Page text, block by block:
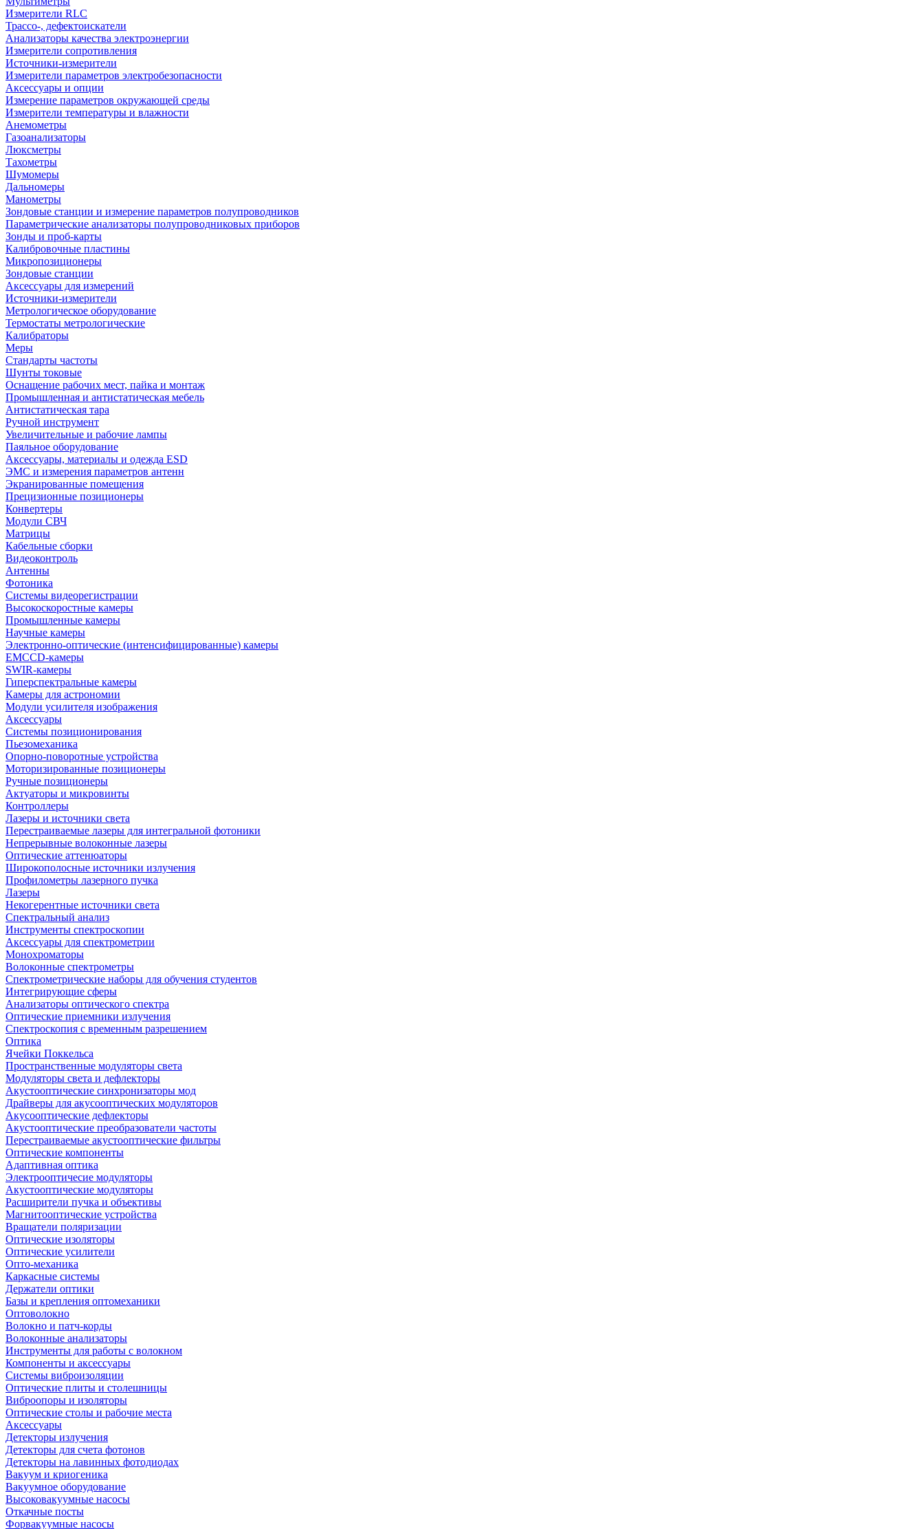
Измерители RLC
Трассо-, дефектоискатели
Анализаторы качества электроэнергии
Измерители сопротивления
Источники-измерители
Измерители параметров электробезопасности
Аксессуары и опции
Измерение параметров окружающей среды
Измерители температуры и влажности
Анемометры
Газоанализаторы
Люксметры
Тахометры
Шумомеры
Дальномеры
Манометры
Зондовые станции и измерение параметров полупроводников
Параметрические анализаторы полупроводниковых приборов
Зонды и проб-карты
Калибровочные пластины
Микропозиционеры
Зондовые станции
Аксессуары для измерений
Источники-измерители
Метрологическое оборудование
Термостаты метрологические
Калибраторы
Меры
Стандарты частоты
Шунты токовые
Оснащение рабочих мест, пайка и монтаж
Промышленная и антистатическая мебель
Антистатическая тара
Ручной инструмент
Увеличительные и рабочие лампы
Паяльное оборудование
Аксессуары, материалы и одежда ESD
ЭМС и измерения параметров антенн
Экранированные помещения
Прецизионные позиционеры
Конвертеры
Модули СВЧ
Матрицы
Кабельные сборки
Видеоконтроль
Антенны
Фотоника
Cистемы видеорегистрации
Высокоскоростные камеры
Промышленные камеры
Научные камеры
Электронно-оптические (интенсифицированные) камеры
EMCCD-камеры
SWIR-камеры
Гиперспектральные камеры
Камеры для астрономии
Модули усилителя изображения
Аксессуары
Системы позиционирования
Пьезомеханика
Опорно-поворотные устройства
Моторизированные позиционеры
Ручные позиционеры
Актуаторы и микровинты
Контроллеры
Лазеры и источники света
Перестраиваемые лазеры для интегральной фотоники
Непрерывные волоконные лазеры
Оптические аттенюаторы
Широкополосные источники излучения
Профилометры лазерного пучка
Лазеры
Некогерентные источники света
Спектральный анализ
Инструменты спектроскопии
Аксессуары для спектрометрии
Монохроматоры
Волоконные спектрометры
Спектрометрические наборы для обучения студентов
Интегрирующие сферы
Анализаторы оптического спектра
Оптические приемники излучения
Спектроскопия с временным разрешением
Оптика
Ячейки Поккельса
Пространственные модуляторы света
Модуляторы света и дефлекторы
Акустооптические синхронизаторы мод
Драйверы для акусооптических модуляторов
Акусооптические дефлекторы
Акустооптические преобразователи частоты
Перестраиваемые акустооптические фильтры
Оптические компоненты
Адаптивная оптика
Электрооптичесие модуляторы
Акустооптические модуляторы
Расширители пучка и объективы
Магнитооптические устройства
Вращатели поляризации
Оптические изоляторы
Оптические усилители
Опто-механика
Каркасные системы
Держатели оптики
Базы и крепления оптомеханики
Оптоволокно
Волокно и патч-корды
Волоконные анализаторы
Инструменты для работы с волокном
Компоненты и аксессуары
Системы виброизоляции
Оптические плиты и столешницы
Виброопоры и изоляторы
Оптические столы и рабочие места
Аксессуары
Детекторы излучения
Детекторы для счета фотонов
Детекторы на лавинных фотодиодах
Вакуум и криогеника
Вакуумное оборудование
Высоковакуумные насосы
Откачные посты
Форвакуумные насосы